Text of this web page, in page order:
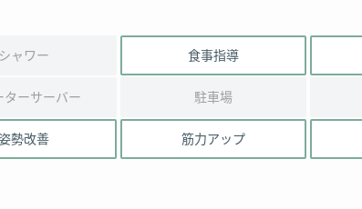
シャワー 食事指導
ターサーバー 駐車場
勢改善 筋力アップ